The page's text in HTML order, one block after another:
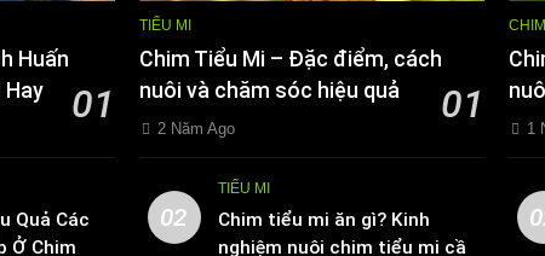
Huấn
Hay
01
Quả Các
Ở Chim
TIỂU MI
Chim Tiểu Mi – Đặc điểm, cách
nuôi và chăm sóc hiệu quả
01
2 Năm Ago
02
TIỂU MI
Chim tiểu mi ăn gì? Kinh
nghiệm nuôi chim tiểu mi cần
1